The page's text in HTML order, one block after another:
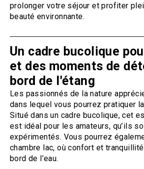
prolonger votre séjour et profiter
beauté environnante.
Un cadre bucolique
et des moments de
bord de l'étang
Les passionnés de la nature
dans lequel vous pourrez pratiquer la
Situé dans un cadre bucolique, cet
est idéal pour les amateurs, qu’ils
expérimentés. Vous pourrez
chambre lac, où confort et
bord de l’eau.